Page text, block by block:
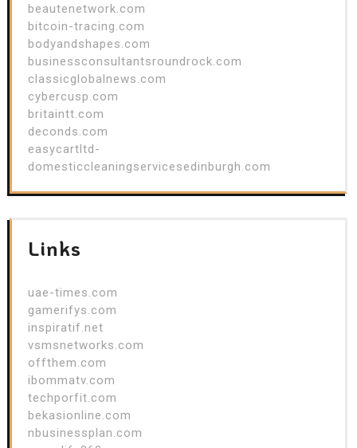
beautenetwork.com
bitcoin-tracing.com
bodyandshapes.com
businessconsultantsroundrock.com
classicglobalnews.com
cybercusp.com
britaintt.com
deconds.com
easycartltd-
domesticcleaningservicesedinburgh.com
Links
uae-times.com
gamerifys.com
inspiratif.net
vsmsnetworks.com
offthem.com
ibommatv.com
techporfit.com
bekasionline.com
nbusinessplan.com